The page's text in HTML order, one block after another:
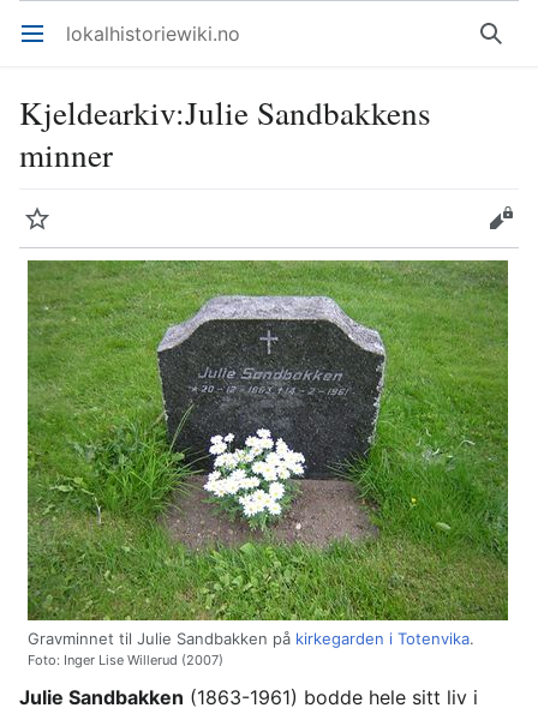
Åpne hovedmenyen lokalhistoriewiki.no Søk
Kjeldearkiv:Julie Sandbakkens
minner
Overvåk Rediger
Gravminnet til Julie Sandbakken på kirkegarden i Totenvika.
Foto: Inger Lise Willerud (2007)
Julie Sandbakken (1863-1961) bodde hele sitt liv i